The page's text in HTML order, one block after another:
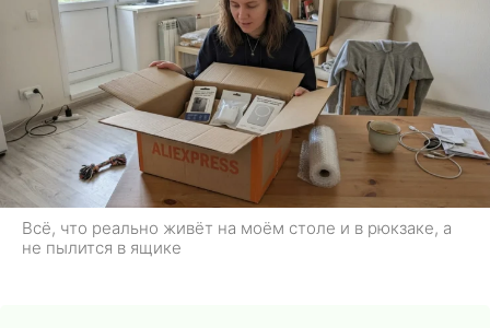
Всё, что реально живёт на моём столе и в рюкзаке, а
не пылится в ящике